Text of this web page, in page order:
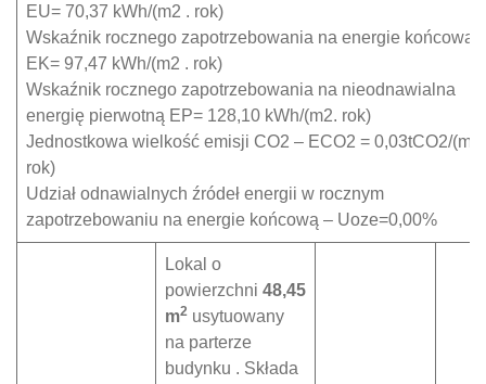
EU= 70,37 kWh/(m2 . rok)
Wskaźnik rocznego zapotrzebowania na energie końcową
EK= 97,47 kWh/(m2 . rok)
Wskaźnik rocznego zapotrzebowania na nieodnawialna
energię pierwotną EP= 128,10 kWh/(m2. rok)
Jednostkowa wielkość emisji CO2 – ECO2 = 0,03tCO2/(m2
rok)
Udział odnawialnych źródeł energii w rocznym
zapotrzebowaniu na energie końcową – Uoze=0,00%
Lokal o
powierzchni 48,45
m2 usytuowany
na parterze
budynku . Składa